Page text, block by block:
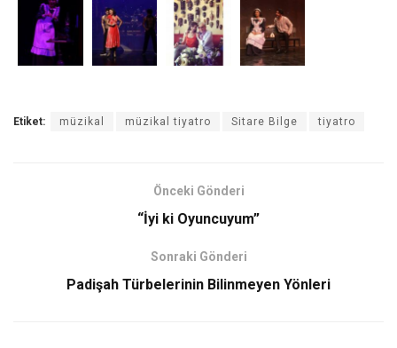
Etiket: müzikal müzikal tiyatro Sitare Bilge tiyatro
Önceki Gönderi
“İyi ki Oyuncuyum”
Sonraki Gönderi
Padişah Türbelerinin Bilinmeyen Yönleri